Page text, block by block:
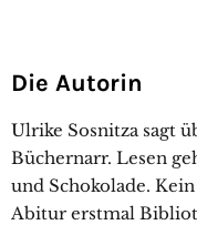
Die Autorin
Ulrike Sosnitza sagt
Büchernarr. Lesen
und Schokolade.
Abitur erstmal